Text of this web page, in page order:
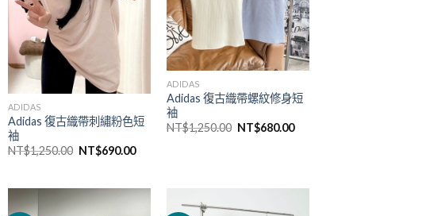
ADIDAS
Adidas 復古織帶刺繡粉色短
袖
NT$1,250.00 NT$690.00
ADIDAS
Adidas 復古織帶螺紋修身短
袖
NT$1,250.00 NT$680.00